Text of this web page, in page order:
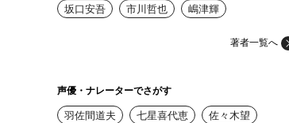
坂口安吾
市川哲也 嶋津輝
著者一覧へ
声優・ナレーターでさがす
羽佐間道夫 七星喜代恵
佐々木望